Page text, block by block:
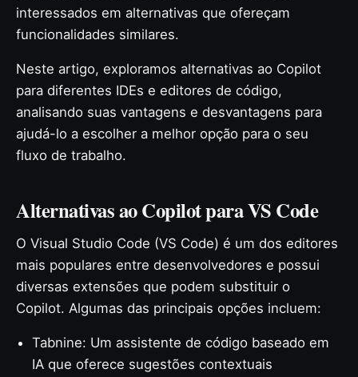
interessados em alternativas que ofereçam
funcionalidades similares.
Neste artigo, exploramos alternativas ao Copilot
para diferentes IDEs e editores de código,
analisando suas vantagens e desvantagens para
ajudá-lo a escolher a melhor opção para o seu
fluxo de trabalho.
Alternativas ao Copilot para VS Code
O Visual Studio Code (VS Code) é um dos editores
mais populares entre desenvolvedores e possui
diversas extensões que podem substituir o
Copilot. Algumas das principais opções incluem:
Tabnine: Um assistente de código baseado em
IA que oferece sugestões contextuais